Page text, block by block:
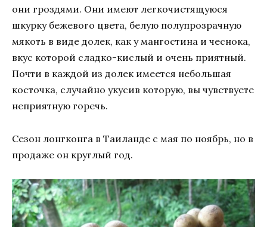
они гроздями. Они имеют легкочистящуюся
шкурку бежевого цвета, белую полупрозрачную
мякоть в виде долек, как у мангостина и чеснока,
вкус которой сладко-кислый и очень приятный.
Почти в каждой из долек имеется небольшая
косточка, случайно укусив которую, вы чувствуете
неприятную горечь.
Сезон лонгконга в Таиланде с мая по ноябрь, но в
продаже он круглый год.